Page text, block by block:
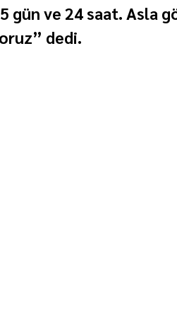
gün ve 24 saat. Asla
dedi.